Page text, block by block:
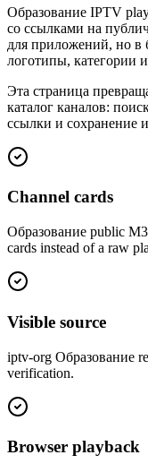
Образование IPTV
со ссылками на
для приложений, но в
логотипы, категории
Эта страница
каталог каналов:
ссылки и сохранение
Channel cards
Образование public
cards instead of a raw
Visible source
iptv-org Образование
verification.
Browser playback